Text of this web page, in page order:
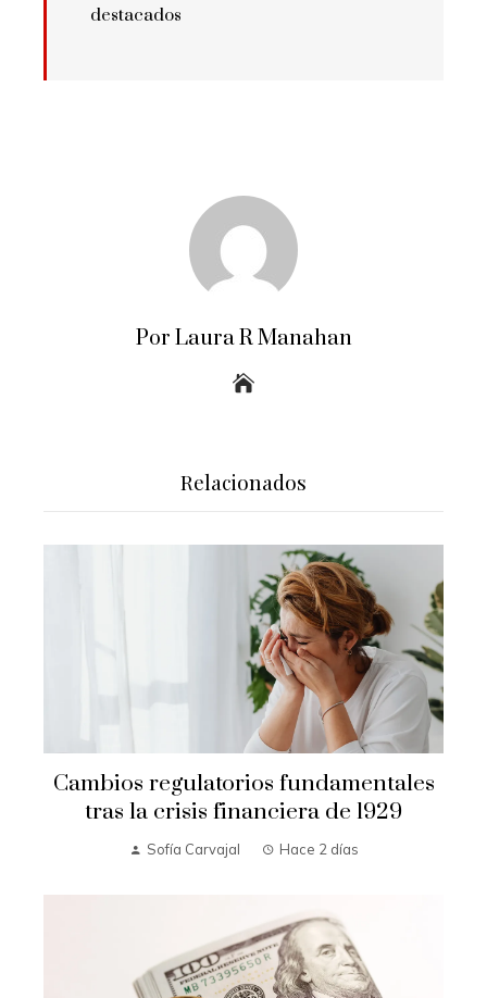
destacados
Por Laura R Manahan
Relacionados
Cambios regulatorios fundamentales
tras la crisis financiera de 1929
Sofía Carvajal Hace 2 días